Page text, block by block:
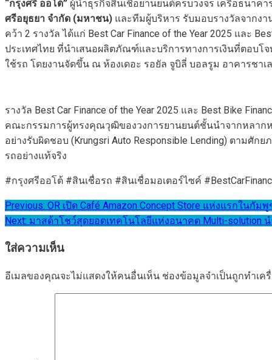
“กรุงศรี ออโต้” ผู้นำธุรกิจสินเชื่อยานยนต์ครบวงจร เครือธนาค
ศรีอยุธยา จำกัด (มหาชน) และทีมผู้บริหาร รับมอบรางวัลจากงา
คว้า 2 รางวัล ได้แก่ Best Car Finance of the Year 2025 และ
ประเทศไทย ที่นำเสนอผลิตภัณฑ์และบริการทางการเงินที่ตอบ
ใช้รถ โดยงานจัดขึ้น ณ ห้องเดอะ รอยัล จูบิลี่ บอลรูม อาคารชา
รางวัล Best Car Finance of the Year 2025 และ Best Bike
คณะกรรมการผู้ทรงคุณวุฒิของวงการยานยนต์ชั้นนำจากหลากห
อย่างรับผิดชอบ (Krungsri Auto Responsible Lending) ตามศั
รถอย่างแท้จริง
#กรุงศรีออโต้ #สินเชื่อรถ #สินเชื่อมอเตอร์ไซค์
แนะแนว
เรื่อง
Previous: OR เปิด Café Amazon Concept Store แห่งแรกในกั
Next: มาสด้าโชว์สุดยอดเทคโนโลยีแห่งอนาคต Multi-solution
ใส่ความเห็น
อีเมลของคุณจะไม่แสดงให้คนอื่นเห็น ช่องข้อมูลจำเป็นถูกทำเค